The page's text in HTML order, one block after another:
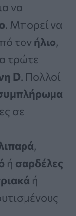
να
. Μπορεί να
τον ήλιο,
τρώτε
D. Πολλοί
σε
,
ή σαρδέλες
ή